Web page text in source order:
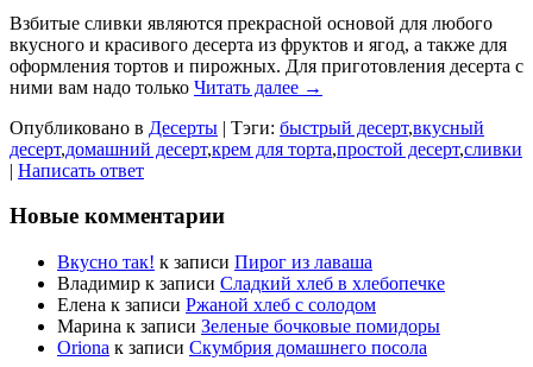
Взбитые сливки являются прекрасной основой для любого
вкусного и красивого десерта из фруктов и ягод, а также для
оформления тортов и пирожных. Для приготовления десерта с
ними вам надо только Читать далее →
Опубликовано в Десерты | Тэги: быстрый десерт,вкусный
десерт,домашний десерт,крем для торта,простой десерт,сливки
| Написать ответ
Новые комментарии
Вкусно так! к записи Пирог из лаваша
Владимир к записи Сладкий хлеб в хлебопечке
Елена к записи Ржаной хлеб с солодом
Марина к записи Зеленые бочковые помидоры
Oriona к записи Скумбрия домашнего посола